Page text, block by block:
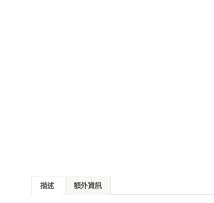
描述 額外資訊